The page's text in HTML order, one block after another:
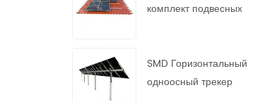
комплект подвесных
SMD Горизонтальный
одноосный трекер